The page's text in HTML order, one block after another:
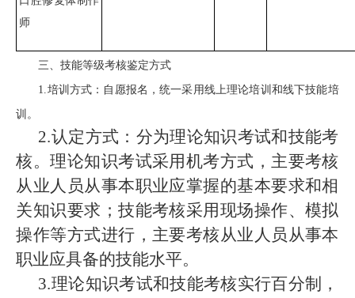
师
三、技能等级考核鉴定方式
1.培训方式：自愿报名，统一采用线上理论培训和线下技能培
训。
2.认定方式：分为理论知识考试和技能考
核。理论知识考试采用机考方式，主要考核
从业人员从事本职业应掌握的基本要求和相
关知识要求；技能考核采用现场操作、模拟
操作等方式进行，主要考核从业人员从事本
职业应具备的技能水平。
3.理论知识考试和技能考核实行百分制，